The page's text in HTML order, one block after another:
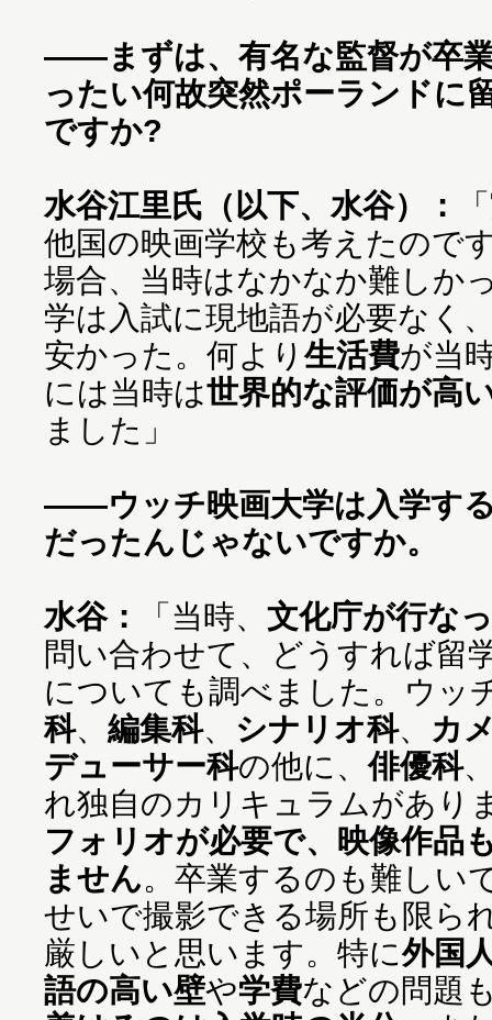
——まずは、有名な監督が卒
ったい何故突然ポーランドに
ですか?
水谷江里氏（以下、水谷）：
他国の映画学校も考えたので
場合、当時はなかなか難しか
学は入試に現地語が必要なく
安かった。何より生活費が当
には当時は世界的な評価が高
ました」
——ウッチ映画大学は入学す
だったんじゃないですか。
水谷： 「当時、 文化庁が行な
問い合わせて、どうすれば留
についても調べました。ウッ
科、 編集科、 シナリオ科、 カ
デューサー科の他に、俳優科
れ独自のカリキュラムがあり
フォリオが必要で、映像作品
ません。卒業するのも難しい
せいで撮影できる場所も限ら
厳しいと思います。特に外国
語の高い壁や学費などの問題